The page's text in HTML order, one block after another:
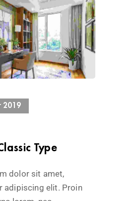
2019
Type
dolor sit amet,
adipiscing elit. Proin